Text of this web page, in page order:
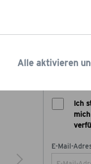
Ich
E-Mail-
Alle aktivieren